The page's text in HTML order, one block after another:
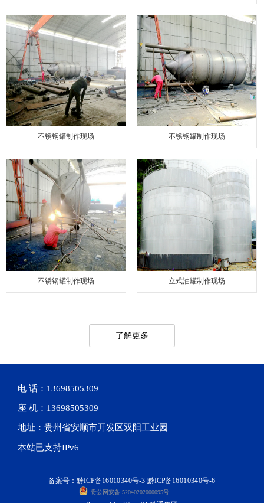
不锈钢罐制作现场 不锈钢罐制作现场
不锈钢罐制作现场 立式油罐制作现场
了解更多
电 话：13698505309
座 机：13698505309
地址：贵州省安顺市开发区双阳工业园
本站已支持IPv6
备案号：黔ICP备16010340号-3 黔ICP备16010340号-6
贵公网安备 52040202000095号